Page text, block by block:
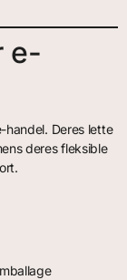
e-
Deres lette
deres fleksible